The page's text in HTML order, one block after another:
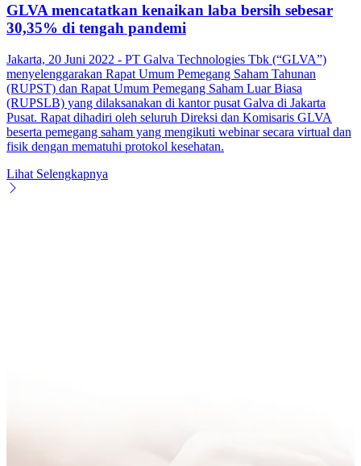
GLVA mencatatkan kenaikan laba bersih sebesar
30,35% di tengah pandemi
Jakarta, 20 Juni 2022 - PT Galva Technologies Tbk (“GLVA”)
menyelenggarakan Rapat Umum Pemegang Saham Tahunan
(RUPST) dan Rapat Umum Pemegang Saham Luar Biasa
(RUPSLB) yang dilaksanakan di kantor pusat Galva di Jakarta
Pusat. Rapat dihadiri oleh seluruh Direksi dan Komisaris GLVA
beserta pemegang saham yang mengikuti webinar secara virtual dan
fisik dengan mematuhi protokol kesehatan.
Lihat Selengkapnya